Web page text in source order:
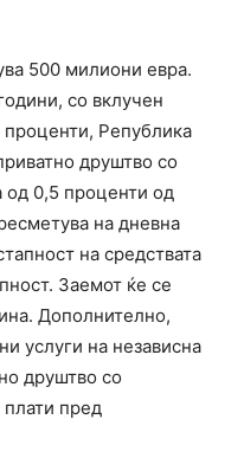
500 милиони евра.
со вклучен
проценти, Република
друштво со
од 0,5 проценти од
на дневна
на средствата
Заемот ќе се
Дополнително,
услуги на независна
друштво со
плати пред